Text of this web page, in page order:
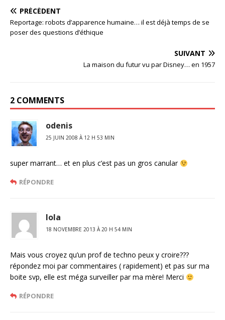
PRÉCÉDENT
Reportage: robots d’apparence humaine… il est déjà temps de se
poser des questions d’éthique
SUIVANT
La maison du futur vu par Disney… en 1957
2 COMMENTS
odenis
25 JUIN 2008 À 12 H 53 MIN
super marrant… et en plus c’est pas un gros canular
RÉPONDRE
lola
18 NOVEMBRE 2013 À 20 H 54 MIN
Mais vous croyez qu’un prof de techno peux y croire???
répondez moi par commentaires ( rapidement) et pas sur ma
boite svp, elle est méga surveiller par ma mère! Merci
RÉPONDRE